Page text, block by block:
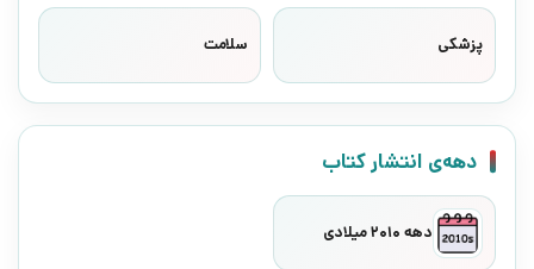
پزشکی سلامت
دهه‌ی انتشار کتاب
دهه 2010 میلادی